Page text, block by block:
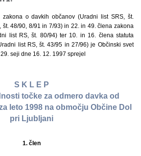
o davkih občanov (Uradni list SRS, št.
št. 48/90, 8/91 in 7/93) in 22. in 49. člena zakona
list RS, št. 80/94) ter 10. in 16. člena statuta
list RS, št. 43/95 in 27/96) je Občinski svet
seji dne 16. 12. 1997 sprejel
S K L E P
točke za odmero davka od
leto 1998 na območju Občine Dol
pri Ljubljani
1. člen